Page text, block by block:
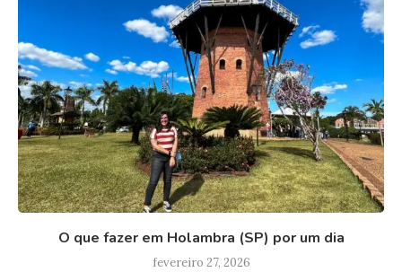
O que fazer em Holambra (SP) por um dia
fevereiro 27, 2026